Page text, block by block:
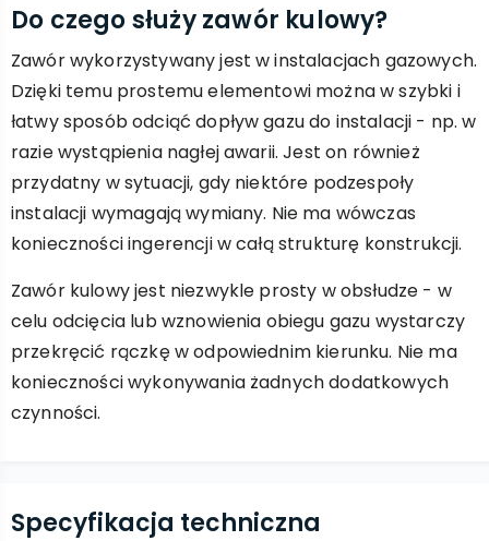
Do czego służy zawór kulowy?
Zawór wykorzystywany jest w instalacjach gazowych.
Dzięki temu prostemu elementowi można w szybki i
łatwy sposób odciąć dopływ gazu do instalacji - np. w
razie wystąpienia nagłej awarii. Jest on również
przydatny w sytuacji, gdy niektóre podzespoły
instalacji wymagają wymiany. Nie ma wówczas
konieczności ingerencji w całą strukturę konstrukcji.
Zawór kulowy jest niezwykle prosty w obsłudze - w
celu odcięcia lub wznowienia obiegu gazu wystarczy
przekręcić rączkę w odpowiednim kierunku. Nie ma
konieczności wykonywania żadnych dodatkowych
czynności.
Specyfikacja techniczna